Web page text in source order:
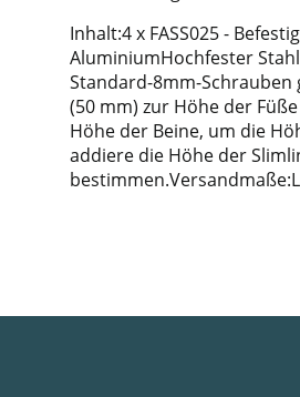
Inhalt:4 x FASS025 -
AluminiumHochfester
Standard-8mm-Schrauben
(50 mm) zur Höhe der
Höhe der Beine, um die
addiere die Höhe der